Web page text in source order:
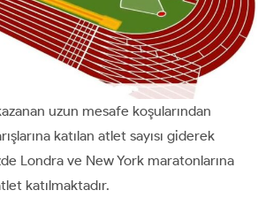
uzun mesafe koşularından
katılan atlet sayısı giderek
Londra ve New York maratonlarına
katılmaktadır.